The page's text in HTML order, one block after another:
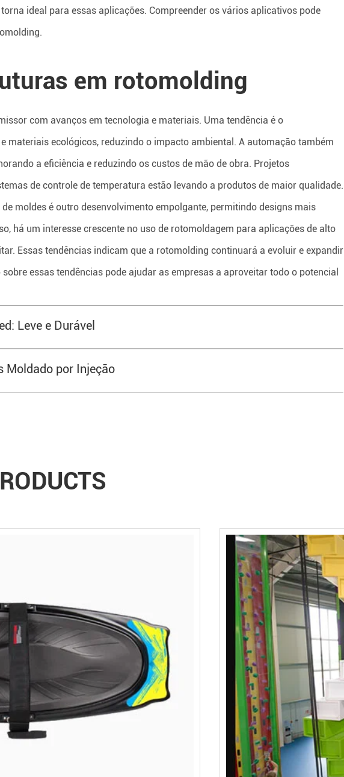
ideal para essas aplicações. Compreender os vários aplicativos pode
em rotomolding
com avanços em tecnologia e materiais. Uma tendência é o
materiais ecológicos, reduzindo o impacto ambiental. A automação também
a eficiência e reduzindo os custos de mão de obra. Projetos
de controle de temperatura estão levando a produtos de maior qualidade.
moldes é outro desenvolvimento empolgante, permitindo designs mais
há um interesse crescente no uso de rotomoldagem para aplicações de alto
Essas tendências indicam que a rotomolding continuará a evoluir e expandir
essas tendências pode ajudar as empresas a aproveitar todo o potencial
Leve e Durável
Moldado por Injeção